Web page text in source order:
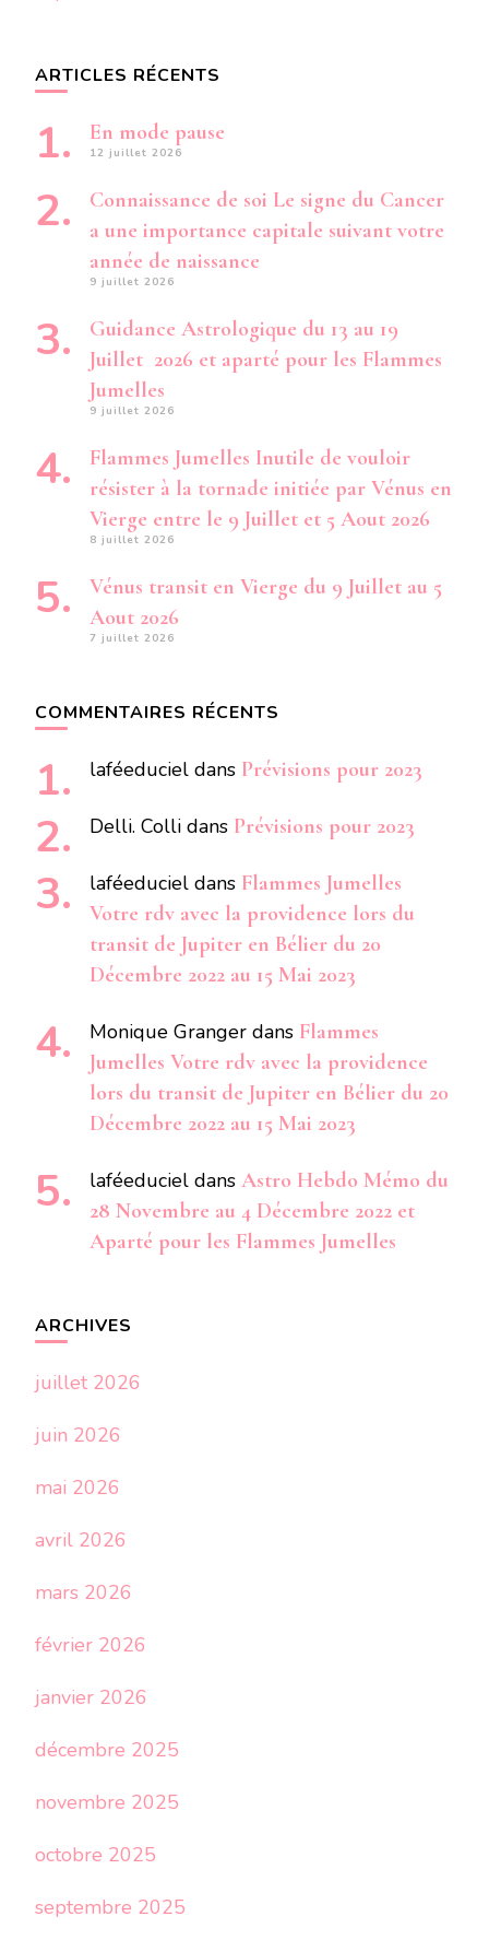
ARTICLES RÉCENTS
En mode pause
12 juillet 2026
Connaissance de soi Le signe du Cancer
a une importance capitale suivant votre
année de naissance
9 juillet 2026
Guidance Astrologique du 13 au 19
Juillet 2026 et aparté pour les Flammes
Jumelles
9 juillet 2026
Flammes Jumelles Inutile de vouloir
résister à la tornade initiée par Vénus en
Vierge entre le 9 Juillet et 5 Aout 2026
8 juillet 2026
Vénus transit en Vierge du 9 Juillet au 5
Aout 2026
7 juillet 2026
COMMENTAIRES RÉCENTS
laféeduciel dans Prévisions pour 2023
Delli. Colli dans Prévisions pour 2023
laféeduciel dans Flammes Jumelles
Votre rdv avec la providence lors du
transit de Jupiter en Bélier du 20
Décembre 2022 au 15 Mai 2023
Monique Granger dans Flammes
Jumelles Votre rdv avec la providence
lors du transit de Jupiter en Bélier du 20
Décembre 2022 au 15 Mai 2023
laféeduciel dans Astro Hebdo Mémo du
28 Novembre au 4 Décembre 2022 et
Aparté pour les Flammes Jumelles
ARCHIVES
juillet 2026
juin 2026
mai 2026
avril 2026
mars 2026
février 2026
janvier 2026
décembre 2025
novembre 2025
octobre 2025
septembre 2025